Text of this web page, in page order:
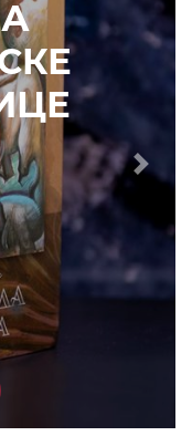
Жељку
Епископу
секта -
у посети